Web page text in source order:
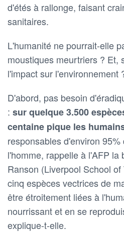
d'étés à rallonge, faisant
sanitaires.
L'humanité ne pourrait-elle
moustiques meurtriers ? Et,
l'impact sur l'environnement
D'abord, pas besoin
: sur quelque 3.500
centaine pique les
responsables d'environ
l'homme, rappelle à l'AFP la
Ranson (Liverpool School
cinq espèces vectrices de
être étroitement liées à
nourrissant et en se
explique-t-elle.